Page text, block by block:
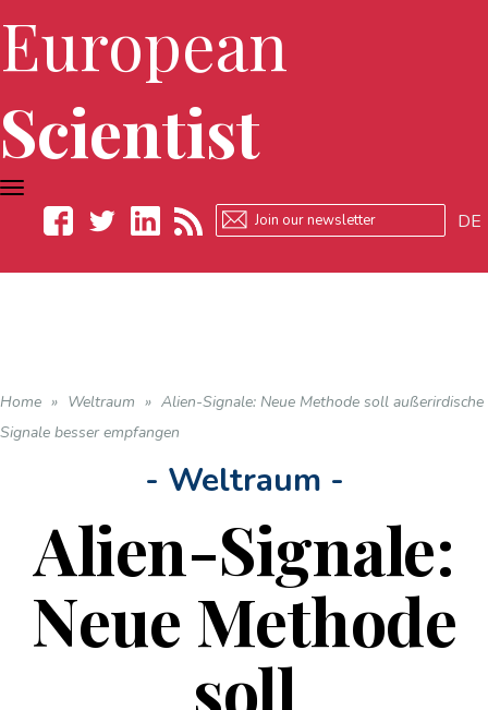
European
Scientist
DE
TOGGLE
NAVIGATION
Home » Weltraum » Alien-Signale: Neue Methode soll außerirdische
Signale besser empfangen
- Weltraum -
Alien-Signale:
Neue Methode
soll